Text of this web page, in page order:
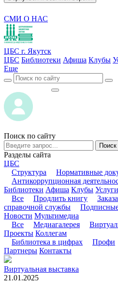
СМИ О НАС
ЦБС г. Якутск
ЦБС Библиотеки Афиша Клубы
Еще
Поиск по сайту
Поиск
Разделы сайта
ЦБС
Структура
Нормативные
Антикоррупционная
Библиотеки Афиша Клубы Услуги
Все
Продлить книгу
справочной службы
Новости Мультимедиа
Все
Медиагалерея
Проекты Коллегам
Библиотека в цифрах
Профи
Партнеры Контакты
Виртуальная выставка
21.01.2025